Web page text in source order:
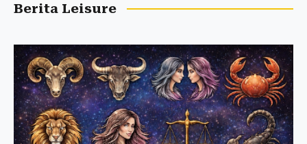
Berita Leisure